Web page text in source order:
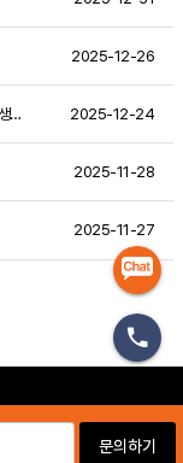
2025-12-26
메타 광고에서 설정한 일예산보다 과소진되는 경우는 왜 발생할까? 2025-12-24
2025-11-28
2025-11-27
문의하기